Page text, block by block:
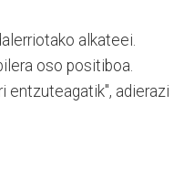
alkateei.
oso positiboa.
entzuteagatik", adierazi